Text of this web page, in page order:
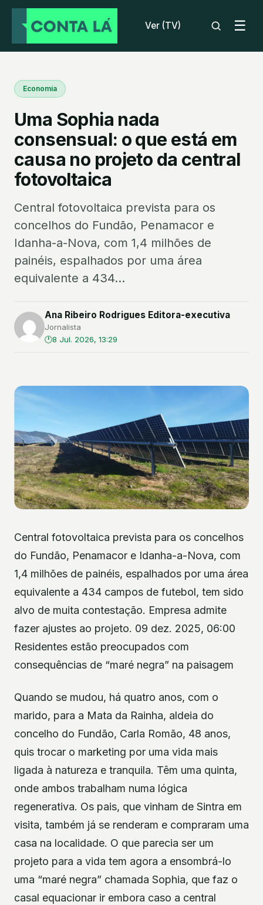
Ver (TV) ☰
Economia
Uma Sophia nada
consensual: o que está em
causa no projeto da central
fotovoltaica
Central fotovoltaica prevista para os
concelhos do Fundão, Penamacor e
Idanha-a-Nova, com 1,4 milhões de
painéis, espalhados por uma área
equivalente a 434...
Ana Ribeiro Rodrigues Editora-executiva
Jornalista
8 Jul. 2026, 13:29
Central fotovoltaica prevista para os concelhos
do Fundão, Penamacor e Idanha-a-Nova, com
1,4 milhões de painéis, espalhados por uma área
equivalente a 434 campos de futebol, tem sido
alvo de muita contestação. Empresa admite
fazer ajustes ao projeto. 09 dez. 2025, 06:00
Residentes estão preocupados com
consequências de “maré negra” na paisagem
Quando se mudou, há quatro anos, com o
marido, para a Mata da Rainha, aldeia do
concelho do Fundão, Carla Romão, 48 anos,
quis trocar o marketing por uma vida mais
ligada à natureza e tranquila. Têm uma quinta,
onde ambos trabalham numa lógica
regenerativa. Os pais, que vinham de Sintra em
visita, também já se renderam e compraram uma
casa na localidade. O que parecia ser um
projeto para a vida tem agora a ensombrá-lo
uma “maré negra” chamada Sophia, que faz o
casal equacionar ir embora caso a central